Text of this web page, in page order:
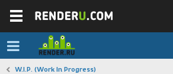
W.I.P. (Work In Progress)